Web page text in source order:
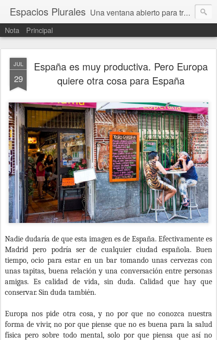
Espacios Plurales Una ventana abierto para tratar problemas que nos afectan a todxs. Temas sociales, educación, cultura, economía, política, derechos, calidad de vida. Estamos gobernados, pero queremos una calidad mayor en la política.
Nota Principal
JUL
29
España es muy productiva. Pero Europa
quiere otra cosa para España
Nadie dudaría de que esta imagen es de España. Efectivamente es
Madrid pero podría ser de cualquier ciudad española. Buen
tiempo, ocio para estar en un bar tomando unas cervezas con
unas tapitas, buena relación y una conversación entre personas
amigas. Es calidad de vida, sin duda. Calidad que hay que
conservar. Sin duda también.
Europa nos pide otra cosa, y no por que no conozca nuestra
forma de vivir, no por que piense que no es buena para la salud
física pero sobre todo mental, solo por que piensa que así no